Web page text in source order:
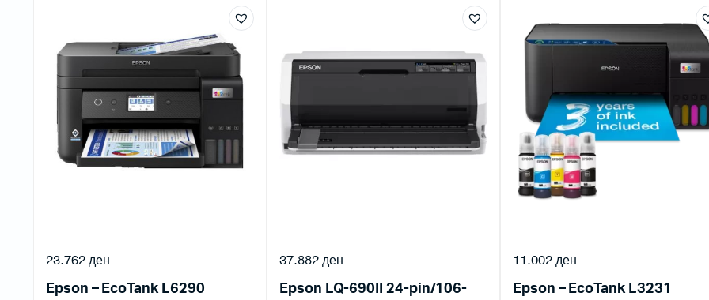
Epson – EcoTank L6290
23.762ден
Epson LQ-690II 24-pin/106-
37.882ден
Epson – EcoTank L3231
11.002ден